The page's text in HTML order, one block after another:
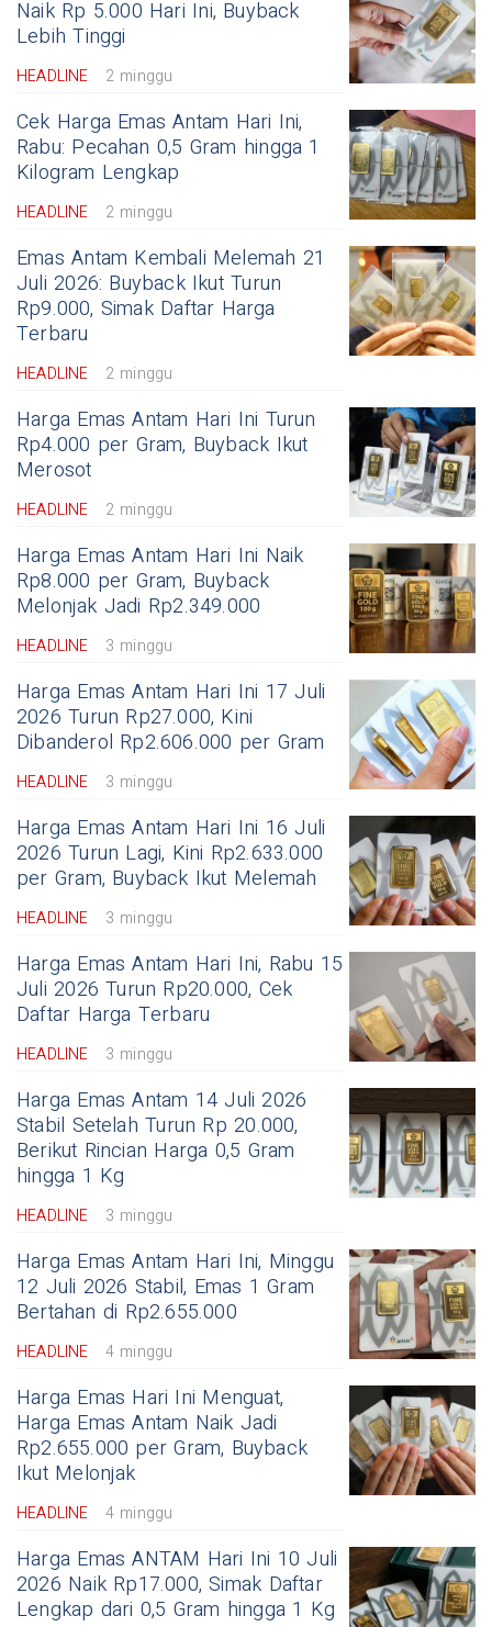
Naik Rp 5.000 Hari Ini, Buyback
Lebih Tinggi
HEADLINE 2 minggu
Cek Harga Emas Antam Hari Ini,
Rabu: Pecahan 0,5 Gram hingga 1
Kilogram Lengkap
HEADLINE 2 minggu
Emas Antam Kembali Melemah 21
Juli 2026: Buyback Ikut Turun
Rp9.000, Simak Daftar Harga
Terbaru
HEADLINE 2 minggu
Harga Emas Antam Hari Ini Turun
Rp4.000 per Gram, Buyback Ikut
Merosot
HEADLINE 2 minggu
Harga Emas Antam Hari Ini Naik
Rp8.000 per Gram, Buyback
Melonjak Jadi Rp2.349.000
HEADLINE 3 minggu
Harga Emas Antam Hari Ini 17 Juli
2026 Turun Rp27.000, Kini
Dibanderol Rp2.606.000 per Gram
HEADLINE 3 minggu
Harga Emas Antam Hari Ini 16 Juli
2026 Turun Lagi, Kini Rp2.633.000
per Gram, Buyback Ikut Melemah
HEADLINE 3 minggu
Harga Emas Antam Hari Ini, Rabu 15
Juli 2026 Turun Rp20.000, Cek
Daftar Harga Terbaru
HEADLINE 3 minggu
Harga Emas Antam 14 Juli 2026
Stabil Setelah Turun Rp 20.000,
Berikut Rincian Harga 0,5 Gram
hingga 1 Kg
HEADLINE 3 minggu
Harga Emas Antam Hari Ini, Minggu
12 Juli 2026 Stabil, Emas 1 Gram
Bertahan di Rp2.655.000
HEADLINE 4 minggu
Harga Emas Hari Ini Menguat,
Harga Emas Antam Naik Jadi
Rp2.655.000 per Gram, Buyback
Ikut Melonjak
HEADLINE 4 minggu
Harga Emas ANTAM Hari Ini 10 Juli
2026 Naik Rp17.000, Simak Daftar
Lengkap dari 0,5 Gram hingga 1 Kg